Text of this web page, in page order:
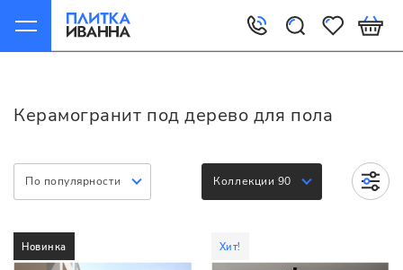
Керамогранит под дерево для пола
По популярности Коллекции 90
Новинка Хит!